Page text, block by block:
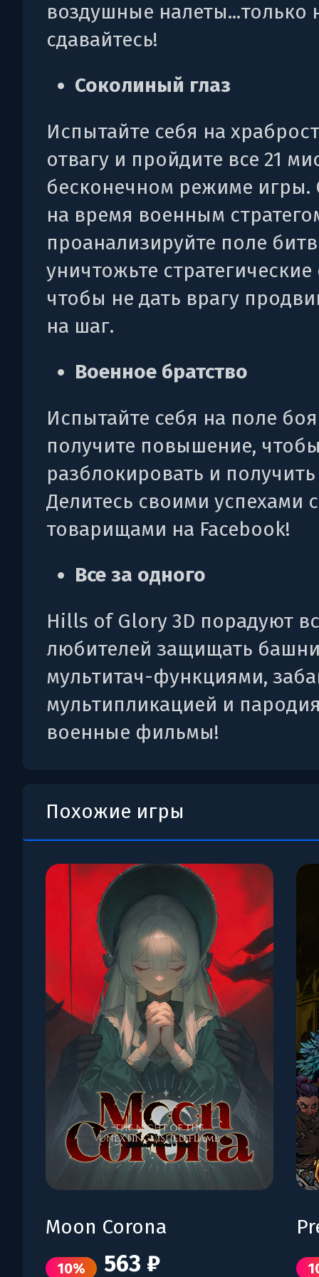
воздушные налеты...только
сдавайтесь!
Соколиный глаз
Испытайте себя на
отвагу и пройдите все 21
бесконечном режиме игры.
на время военным
проанализируйте поле
уничтожьте
чтобы не дать врагу
на шаг.
Военное братство
Испытайте себя на поле
получите повышение,
разблокировать и
Делитесь своими успехами с
товарищами на Facebook!
Все за одного
Hills of Glory 3D порадуют
любителей защищать
мультитач-функциями,
мультипликацией и
военные фильмы!
Похожие игры
Moon Corona
10% 563 ₽